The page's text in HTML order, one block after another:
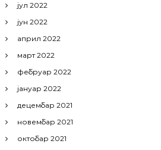
јул 2022
јун 2022
април 2022
март 2022
фебруар 2022
јануар 2022
децембар 2021
новембар 2021
октобар 2021